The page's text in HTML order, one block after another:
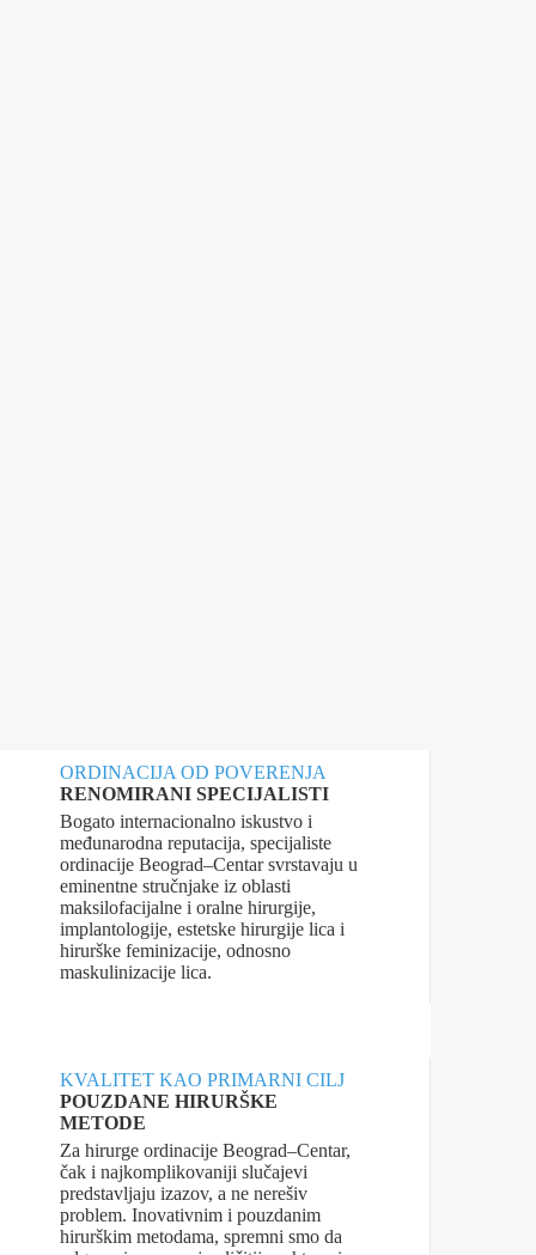
ORDINACIJA OD POVERENJA
RENOMIRANI SPECIJALISTI
Bogato internacionalno iskustvo i
međunarodna reputacija, specijaliste
ordinacije Beograd–Centar svrstavaju u
eminentne stručnjake iz oblasti
maksilofacijalne i oralne hirurgije,
implantologije, estetske hirurgije lica i
hirurške feminizacije, odnosno
maskulinizacije lica.
KVALITET KAO PRIMARNI CILJ
POUZDANE HIRURŠKE
METODE
Za hirurge ordinacije Beograd–Centar,
čak i najkomplikovaniji slučajevi
predstavljaju izazov, a ne nerešiv
problem. Inovativnim i pouzdanim
hirurškim metodama, spremni smo da